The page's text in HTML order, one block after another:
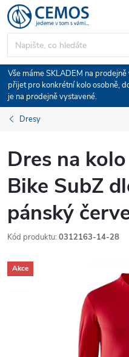
Přejít
na
obsah
Vše máme SKLADEM na
přijet pro konkrétní kolo osobně,
je na prodejně vystavené.
Dresy
Dres na
Bike SubZ
pánský
Kód produktu: 0312163-14-28
Akce